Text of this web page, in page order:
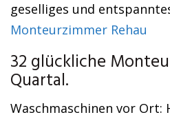
geselliges und
Monteurzimmer Rehau
32 glückliche
Quartal.
Waschmaschinen vor Ort: